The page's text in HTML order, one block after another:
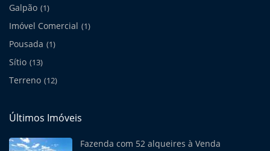
Galpão (1)
Imóvel Comercial (1)
Pousada (1)
Sítio (13)
Terreno (12)
Últimos Imóveis
Fazenda com 52 alqueires à Venda